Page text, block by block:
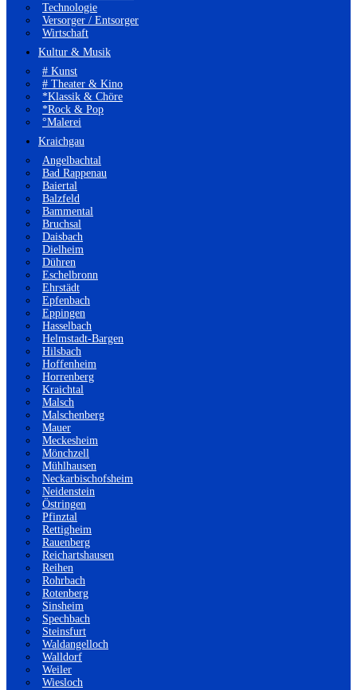
Technologie
Versorger / Entsorger
Wirtschaft
Kultur & Musik
# Kunst
# Theater & Kino
*Klassik & Chöre
*Rock & Pop
°Malerei
Kraichgau
Angelbachtal
Bad Rappenau
Baiertal
Balzfeld
Bammental
Bruchsal
Daisbach
Dielheim
Dühren
Eschelbronn
Ehrstädt
Epfenbach
Eppingen
Hasselbach
Helmstadt-Bargen
Hilsbach
Hoffenheim
Horrenberg
Kraichtal
Malsch
Malschenberg
Mauer
Meckesheim
Mönchzell
Mühlhausen
Neckarbischofsheim
Neidenstein
Östringen
Pfinztal
Rettigheim
Rauenberg
Reichartshausen
Reihen
Rohrbach
Rotenberg
Sinsheim
Spechbach
Steinsfurt
Waldangelloch
Walldorf
Weiler
Wiesloch